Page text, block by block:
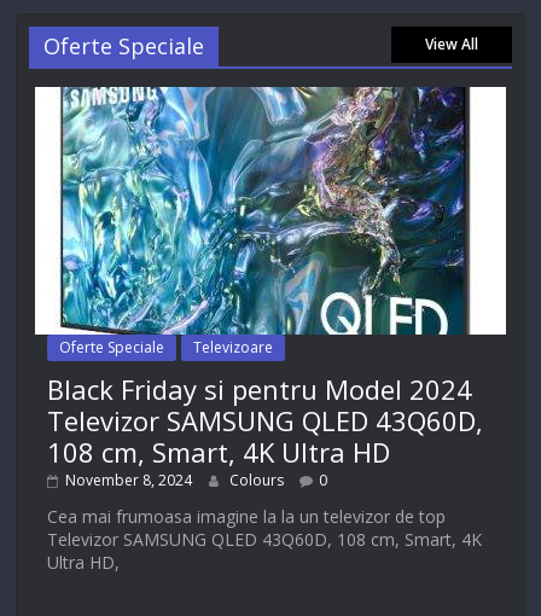
Oferte Speciale View All
Oferte Speciale Televizoare
Black Friday si pentru Model 2024
Televizor SAMSUNG QLED 43Q60D,
108 cm, Smart, 4K Ultra HD
November 8, 2024 Colours 0
Cea mai frumoasa imagine la la un televizor de top
Televizor SAMSUNG QLED 43Q60D, 108 cm, Smart, 4K
Ultra HD,